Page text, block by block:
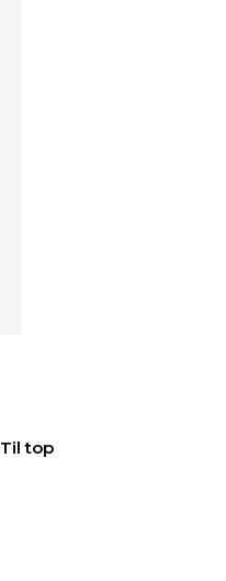
Til top